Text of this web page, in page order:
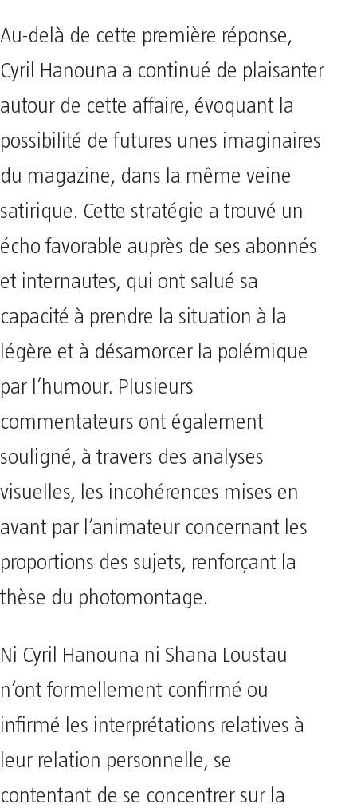
Au-delà de cette première réponse,
Cyril Hanouna a continué de plaisanter
autour de cette affaire, évoquant la
possibilité de futures unes imaginaires
du magazine, dans la même veine
satirique. Cette stratégie a trouvé un
écho favorable auprès de ses abonnés
et internautes, qui ont salué sa
capacité à prendre la situation à la
légère et à désamorcer la polémique
par l’humour. Plusieurs
commentateurs ont également
souligné, à travers des analyses
visuelles, les incohérences mises en
avant par l’animateur concernant les
proportions des sujets, renforçant la
thèse du photomontage.
Ni Cyril Hanouna ni Shana Loustau
n’ont formellement confirmé ou
infirmé les interprétations relatives à
leur relation personnelle, se
contentant de se concentrer sur la